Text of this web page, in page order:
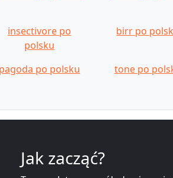
insectivore po
polsku
birr po
pagoda po polsku tone po
Jak zacząć?